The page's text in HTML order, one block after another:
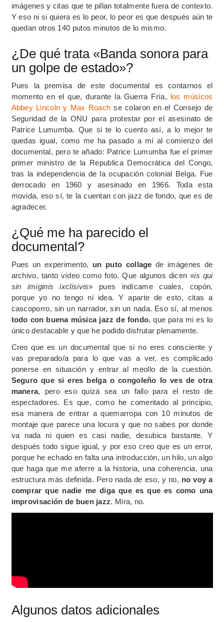
imágenes y citas que te pillan totalmente fuera de contexto.
Y eso ni si quiera es lo peor, lo peor es que después aún te
quedan otros 140 putos minutos de lo mismo.
¿De qué trata «Banda sonora para
un golpe de estado»?
Pues la premisa de este documental es contarnos el
momento en el que, durante la Guerra Fría, los músicos
Abbey Lincoln y Max Roach se colaron en el Consejo de
Seguridad de la ONU para protestar por el asesinato de
Patrice Lumumba. Que si te lo cuento así, a lo mejor te
quedas igual, como me ha pasado a mí al comienzo del
documental, pero te añado: Patrice Lumumba fue el primer
primer ministro de la Republica Democrática del Congo,
tras la independencia de la ocupación colonial Belga. Fue
derrocado en 1960 y asesinado en 1966. Toda esta
movida, eso sí, te la cuentan con jazz de fondo, que es de
agradecer.
¿Qué me ha parecido el
documental?
Pues un experimento, un puto collage de imágenes de
archivo, tanto vídeo como foto. Que algunos dicen «is qui
sin imíginis ixclisivis» pues indícame cuales, copón,
porque yo no tengo ni idea. Y aparte de esto, citas a
cascoporro, sin un narrador, sin un nada. Eso sí, al menos
todo con buena música jazz de fondo, que para mi es lo
único destacable y que he podido disfrutar plenamente.
Creo que es un documental que si no eres consciente y
vas preparado/a para lo que vas a ver, es complicado
ponerse en situación y entrar al meollo de la cuestión.
Seguro que si eres belga o congoleño lo ves de otra
manera, pero eso quizá sea un fallo para el resto de
espectadores. Es que, como he comentado al principio,
esa manera de entrar a quemarropa con 10 minutos de
montaje que parece una locura y que no sabes por donde
va nada ni quien es casi nadie, desubica bastante. Y
después todo sigue igual, y por eso creo que es un error,
porque he echado en falta una introducción, un hilo, un algo
que haga que me aferre a la historia, una coherencia, una
estructura más definida. Pero nada de eso, y no, no voy a
comprar que nadie me diga que es que es como una
improvisación de buen jazz. Mira, no.
Algunos datos adicionales